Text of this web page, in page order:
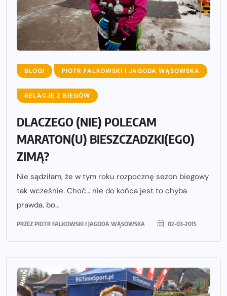
BLOGI PIOTR FALKOWSKI I JAGODA WĄSOWSKA
RELACJE Z BIEGÓW
DLACZEGO (NIE) POLECAM
MARATON(U) BIESZCZADZKI(EGO)
ZIMĄ?
Nie sądziłam, że w tym roku rozpocznę sezon biegowy
tak wcześnie. Choć… nie do końca jest to chyba
prawda, bo...
PRZEZ PIOTR FALKOWSKI I JAGODA WĄSOWSKA 02-03-2015